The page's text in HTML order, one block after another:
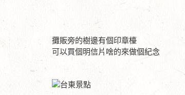
攤販旁的樹邊有個印章檯
可以買個明信片啥的來做個紀念